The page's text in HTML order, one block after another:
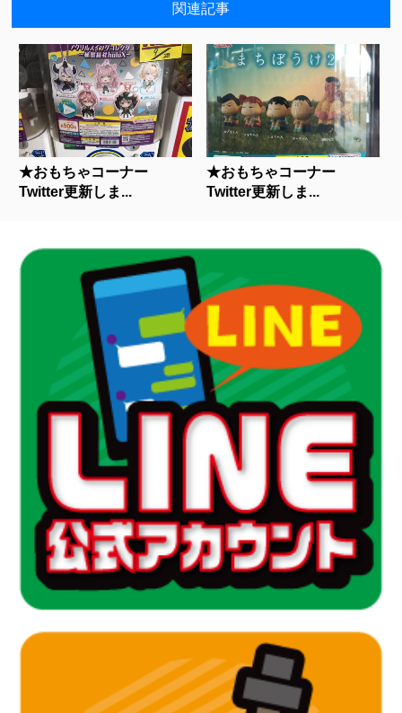
関連記事
★おもちゃコーナー
Twitter更新しま...
★おもちゃコーナー
Twitter更新しま...